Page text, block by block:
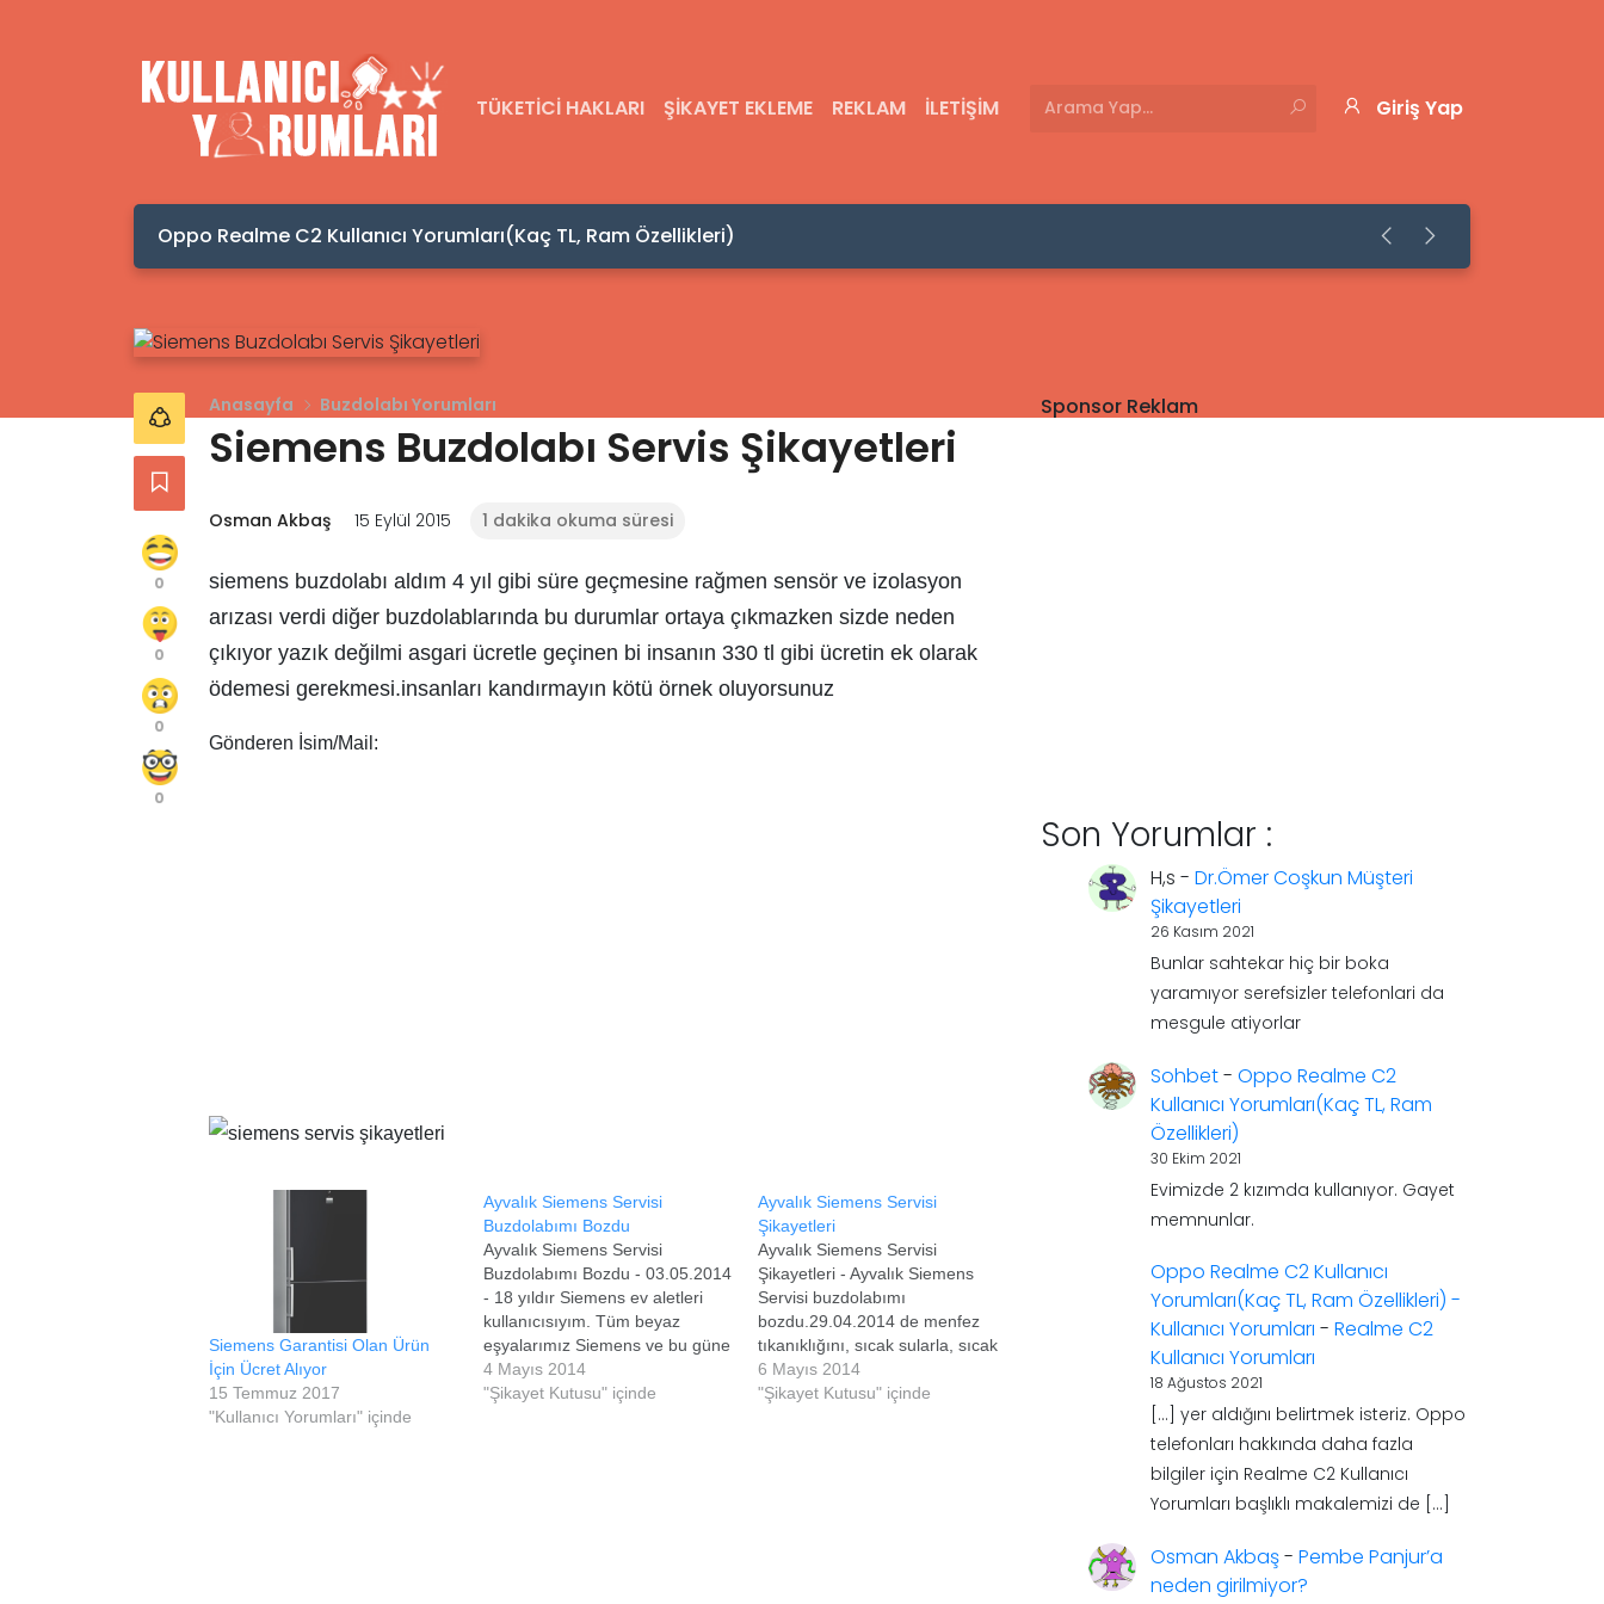
TÜKETICI HAKLARI ŞIKAYET EKLEME REKLAM İLETIŞIM Giriş Yap
Oppo Realme C2 Kullanıcı Yorumları(Kaç TL, Ram Özellikleri)
0
0
0
0
Anasayfa Buzdolabı Yorumları
Siemens Buzdolabı Servis Şikayetleri
Osman Akbaş 15 Eylül 2015 1 dakika okuma süresi
siemens buzdolabı aldım 4 yıl gibi süre geçmesine rağmen sensör ve izolasyon
arızası verdi diğer buzdolablarında bu durumlar ortaya çıkmazken sizde neden
çıkıyor yazık değilmi asgari ücretle geçinen bi insanın 330 tl gibi ücretin ek olarak
ödemesi gerekmesi.insanları kandırmayın kötü örnek oluyorsunuz
Gönderen İsim/Mail:
Siemens Garantisi Olan Ürün
İçin Ücret Alıyor
15 Temmuz 2017
"Kullanıcı Yorumları" içinde
Ayvalık Siemens Servisi
Buzdolabımı Bozdu
Ayvalık Siemens Servisi
Buzdolabımı Bozdu - 03.05.2014
- 18 yıldır Siemens ev aletleri
kullanıcısıyım. Tüm beyaz
eşyalarımız Siemens ve bu güne
kadar çok memnunuz ve hiç
sorun yaşamadık.Ancak 5 yıllık
4 Mayıs 2014
"Şikayet Kutusu" içinde
Ayvalık Siemens Servisi
Şikayetleri
Ayvalık Siemens Servisi
Şikayetleri - Ayvalık Siemens
Servisi buzdolabımı
bozdu.29.04.2014 de menfez
tıkanıklığını, sıcak sularla, sıcak
fön makinesiyle karlarını
eriterek, tamir ettik, diyerek okey
6 Mayıs 2014
"Şikayet Kutusu" içinde
Sponsor Reklam
Son Yorumlar :
H,s - Dr.Ömer Coşkun Müşteri
Şikayetleri
26 Kasım 2021
Bunlar sahtekar hiç bir boka
yaramıyor serefsizler telefonlari da
mesgule atiyorlar
Sohbet- Oppo Realme C2
Kullanıcı Yorumları(Kaç TL, Ram
Özellikleri)
30 Ekim 2021
Evimizde 2 kızımda kullanıyor. Gayet
memnunlar.
Oppo Realme C2 Kullanıcı
Yorumları(Kaç TL, Ram Özellikleri) -
Kullanıcı Yorumları - Realme C2
Kullanıcı Yorumları
18 Ağustos 2021
[…] yer aldığını belirtmek isteriz. Oppo
telefonları hakkında daha fazla
bilgiler için Realme C2 Kullanıcı
Yorumları başlıklı makalemizi de […]
Osman Akbaş- Pembe Panjur’a
neden girilmiyor?